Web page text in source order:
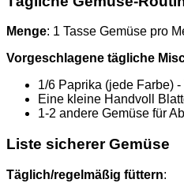
Menge: 1 Tasse Gemüse pro
Vorgeschlagene tägliche
1/6 Paprika (jede Farbe)
Eine kleine Handvoll
1-2 andere Gemüse für
Liste sicherer Gemüse
Täglich/regelmäßig füttern: